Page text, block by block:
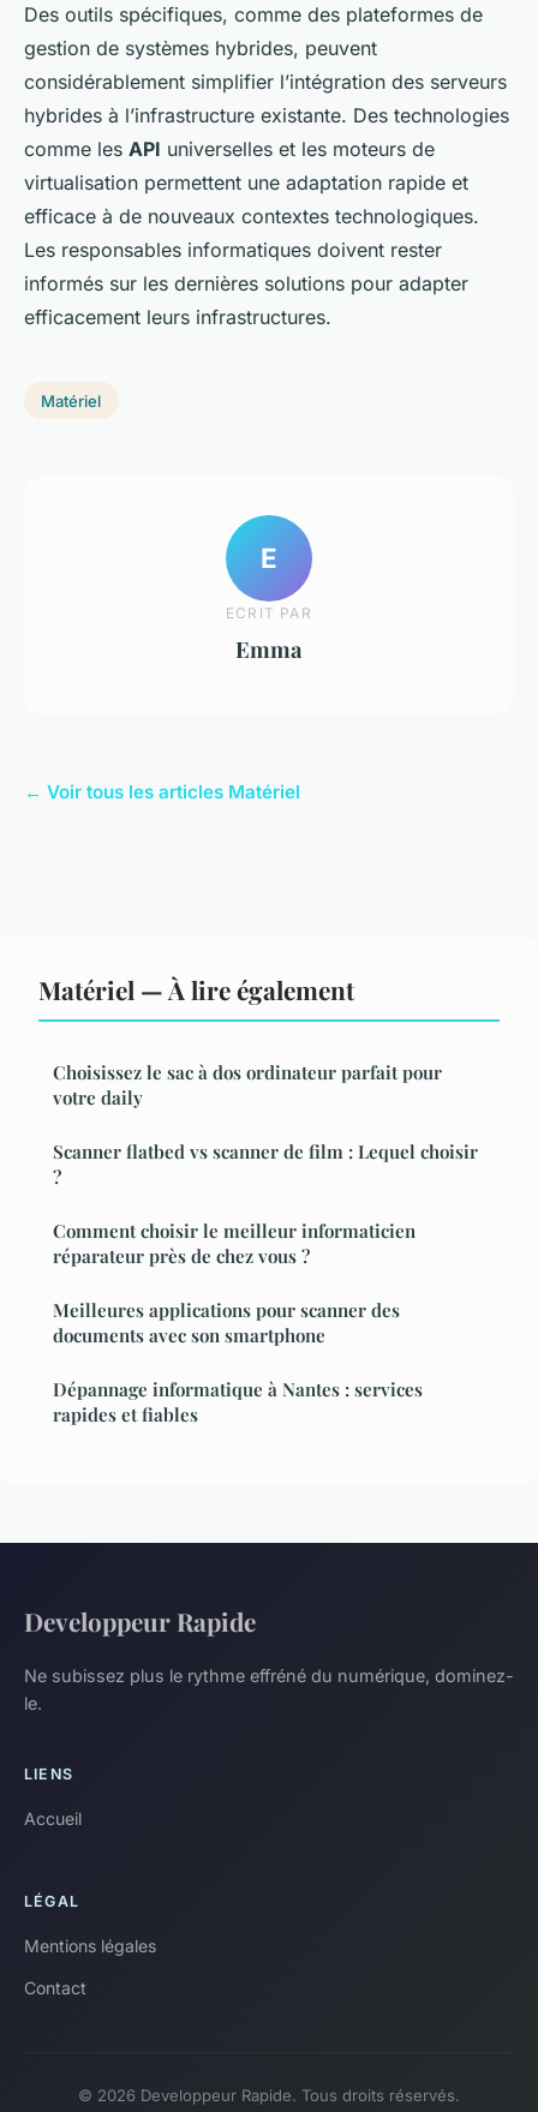
Des outils spécifiques, comme des plateformes de
gestion de systèmes hybrides, peuvent
considérablement simplifier l’intégration des serveurs
hybrides à l’infrastructure existante. Des technologies
comme les API universelles et les moteurs de
virtualisation permettent une adaptation rapide et
efficace à de nouveaux contextes technologiques.
Les responsables informatiques doivent rester
informés sur les dernières solutions pour adapter
efficacement leurs infrastructures.
Matériel
E
ECRIT PAR
Emma
← Voir tous les articles Matériel
Matériel — À lire également
Choisissez le sac à dos ordinateur parfait pour
votre daily
Scanner flatbed vs scanner de film : Lequel choisir
?
Comment choisir le meilleur informaticien
réparateur près de chez vous ?
Meilleures applications pour scanner des
documents avec son smartphone
Dépannage informatique à Nantes : services
rapides et fiables
Developpeur Rapide
Ne subissez plus le rythme effréné du numérique, dominez-
le.
LIENS
Accueil
LÉGAL
Mentions légales
Contact
© 2026 Developpeur Rapide. Tous droits réservés.